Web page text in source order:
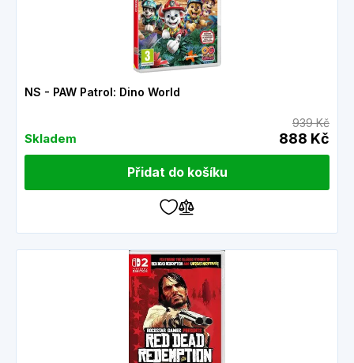
NS - PAW Patrol: Dino World
Skladem
939 Kč
888 Kč
Přidat do košíku